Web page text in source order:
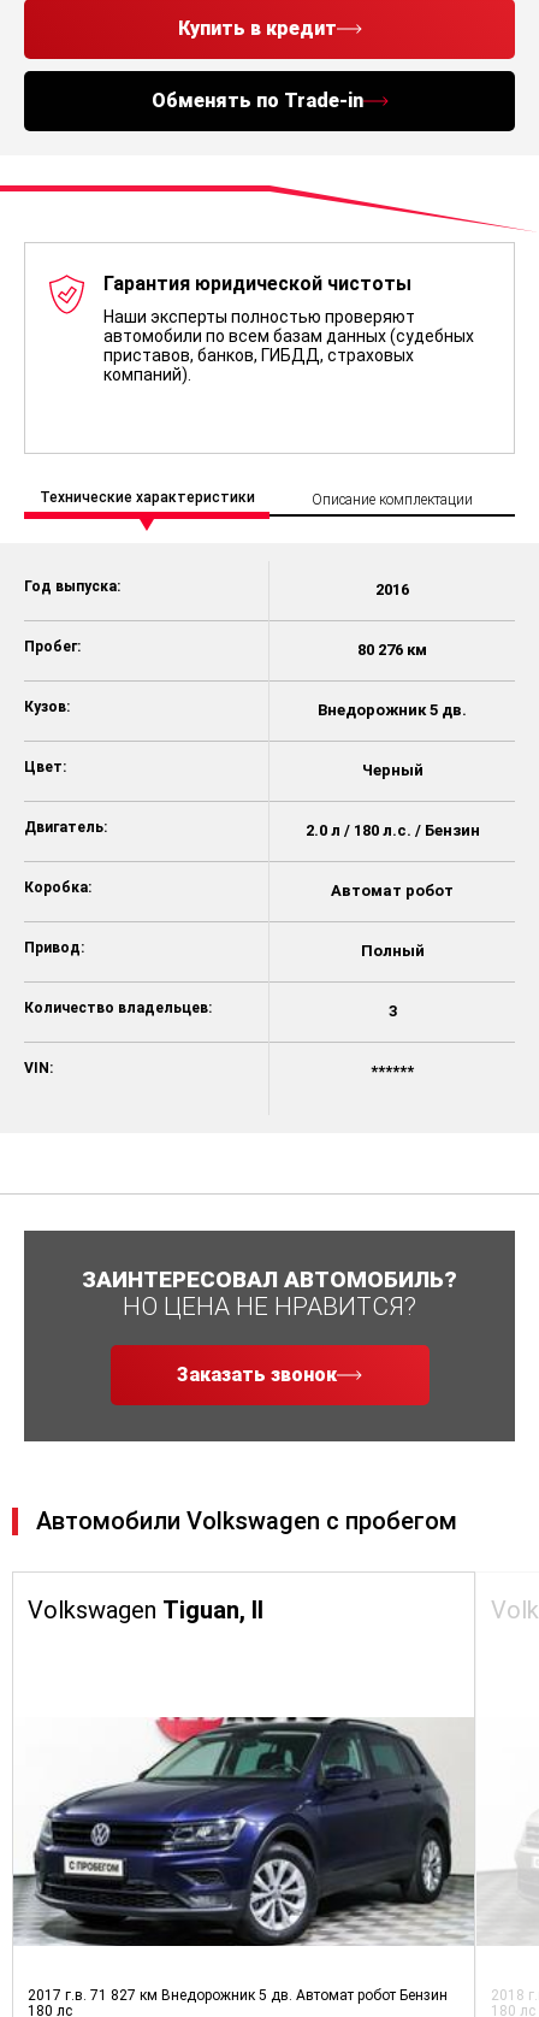
Купить в кредит
Обменять по Trade-in
Гарантия юридической чистоты
Наши эксперты полностью проверяют
автомобили по всем базам данных (судебных
приставов, банков, ГИБДД, страховых
компаний).
Технические характеристики Описание комплектации
Год выпуска:
Пробег:
Кузов:
Цвет:
Двигатель:
Коробка:
Привод:
Количество владельцев:
VIN:
2016
80 276 км
Внедорожник 5 дв.
Черный
2.0 л / 180 л.с. / Бензин
Автомат робот
Полный
3
******
ЗАИНТЕРЕСОВАЛ АВТОМОБИЛЬ?
НО ЦЕНА НЕ НРАВИТСЯ?
Заказать звонок
Автомобили Volkswagen с пробегом
Volkswagen Tiguan, II
2017 г.в. 71 827 км Внедорожник 5 дв. Автомат робот Бензин
180 лс
2018
180 лс